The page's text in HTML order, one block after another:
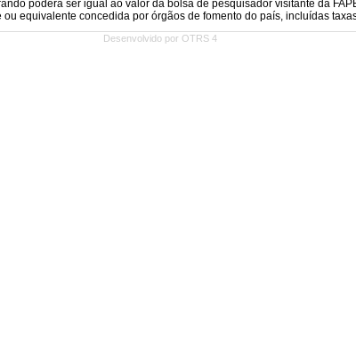
Desenvolvido por OTRS 4